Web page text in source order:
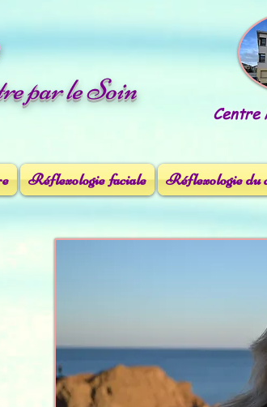
par le Soin
Centre
Réflexologie faciale Réflexologie du